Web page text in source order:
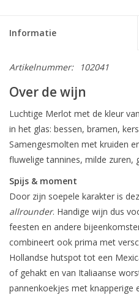
Informatie
Artikelnummer: 102041
Over de wijn
Luchtige Merlot met de kleur
in het glas: bessen, bramen,
Samengesmolten met kruiden
fluwelige tannines, milde zuren,
Spijs & moment
Door zijn soepele karakter is
allrounder. Handige wijn dus
feesten en andere
combineert ook prima met
Hollandse hutspot tot een
of gehakt en van Italiaanse
pannenkoekjes met knapperige